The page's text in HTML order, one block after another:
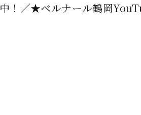
！／★ベルナール鶴岡